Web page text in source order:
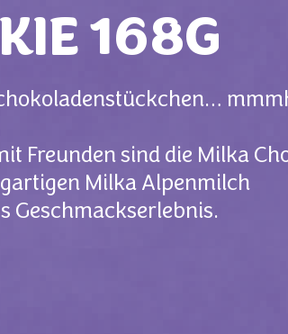
168G
Freunden sind die Milka
Milka Alpenmilch
Geschmackserlebnis.